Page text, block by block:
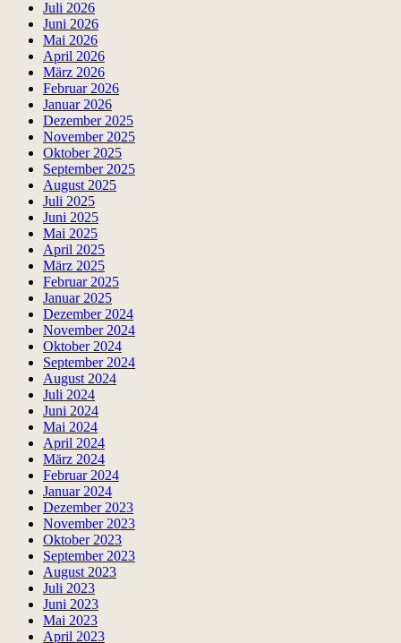
Juli 2026
Juni 2026
Mai 2026
April 2026
März 2026
Februar 2026
Januar 2026
Dezember 2025
November 2025
Oktober 2025
September 2025
August 2025
Juli 2025
Juni 2025
Mai 2025
April 2025
März 2025
Februar 2025
Januar 2025
Dezember 2024
November 2024
Oktober 2024
September 2024
August 2024
Juli 2024
Juni 2024
Mai 2024
April 2024
März 2024
Februar 2024
Januar 2024
Dezember 2023
November 2023
Oktober 2023
September 2023
August 2023
Juli 2023
Juni 2023
Mai 2023
April 2023